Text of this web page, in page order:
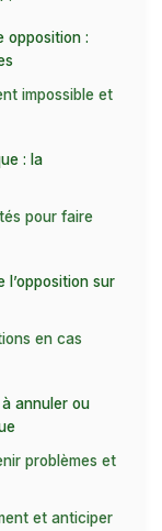
opposition :
impossible et
: la
pour faire
l’opposition sur
en cas
annuler ou
problèmes et
et anticiper